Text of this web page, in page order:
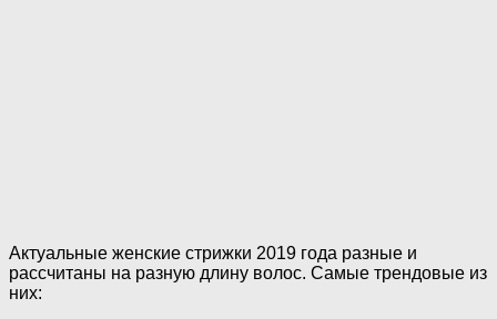
Актуальные женские стрижки 2019 года разные и
рассчитаны на разную длину волос. Самые трендовые из
них: